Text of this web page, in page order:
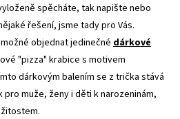
spěcháte, tak napište nebo
řešení, jsme tady pro Vás.
objednat jedinečné dárkové
"pizza" krabice s motivem
dárkovým balením se z trička stává
muže, ženy i děti k narozeninám,